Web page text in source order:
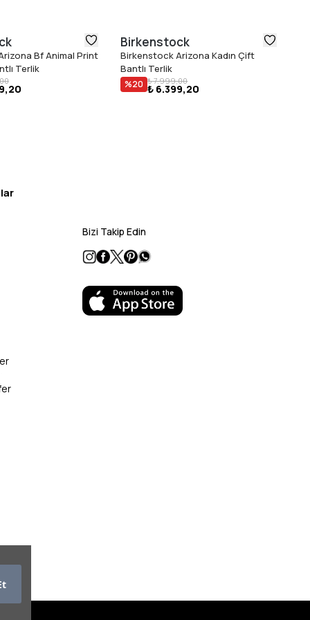
Bf Animal Print
Terlik
Birkenstock
Birkenstock Arizona Kadın Çift
Bantlı Terlik
%20 ₺ 7.999,00
₺ 6.399,20
Bizi Takip Edin